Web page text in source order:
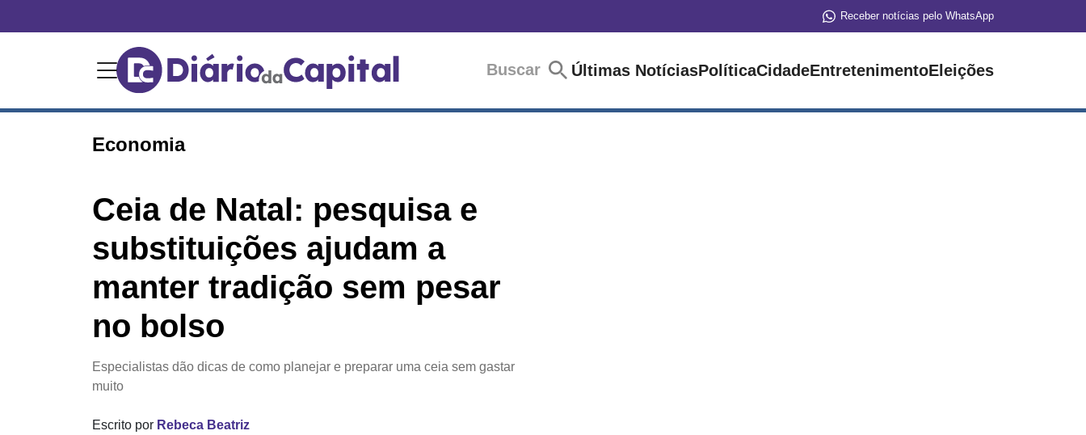
Receber notícias pelo WhatsApp
Buscar Últimas NotíciasPolíticaCidadeEntretenimentoEleições
Economia
Ceia de Natal: pesquisa e
substituições ajudam a
manter tradição sem pesar
no bolso
Especialistas dão dicas de como planejar e preparar uma ceia sem gastar
muito
Escrito por Rebeca Beatriz